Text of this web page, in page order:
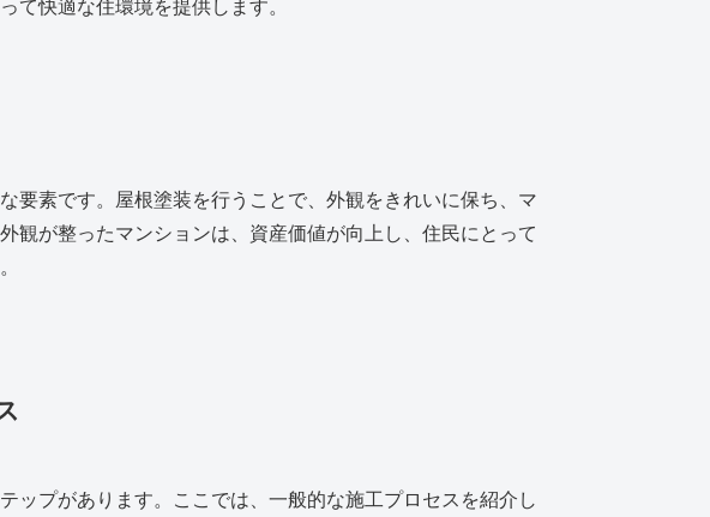
て快適な住環境を提供します。
要素です。屋根塗装を行うことで、外観をきれいに保ち、マ
観が整ったマンションは、資産価値が向上し、住民にとって
ップがあります。ここでは、一般的な施工プロセスを紹介し